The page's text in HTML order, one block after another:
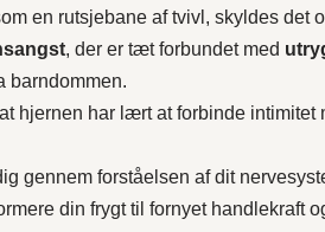
en rutsjebane af tvivl, skyldes det
, der er tæt forbundet med
barndommen.
hjernen har lært at forbinde intimitet
gennem forståelsen af dit
din frygt til fornyet handlekraft